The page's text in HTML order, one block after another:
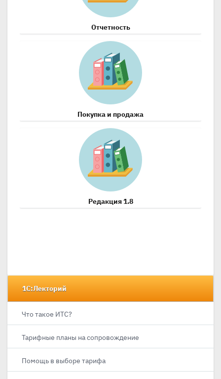
Отчетность
Покупка и продажа
Редакция 1.8
1С:Лекторий
Что такое ИТС?
Тарифные планы на сопровождение
Помощь в выборе тарифа